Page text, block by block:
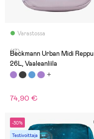
Varastossa
(17)
Beckmann Urban Midi Reppu
26L, Vaaleanliila
74,90 €
-30%
Testivoittaja